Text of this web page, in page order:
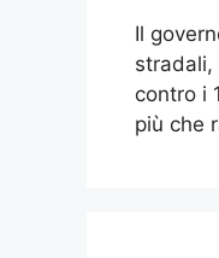
Il
stradali,
contro i
più che